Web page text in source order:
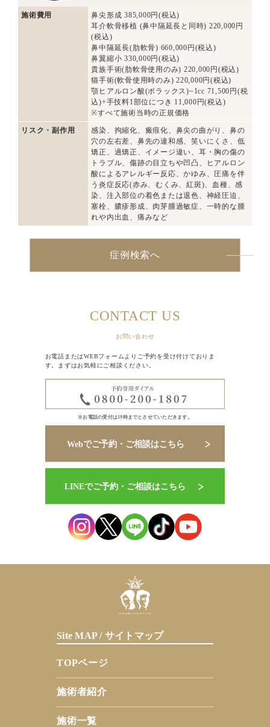
施術費用
鼻尖形成 385,000円(税込)
耳介軟骨移植 (鼻中隔延長と同時) 220,000円
(税込)
鼻中隔延長(肋軟骨) 660,000円(税込)
鼻翼縮小 330,000円(税込)
貴族手術(肋軟骨使用のみ) 220,000円(税込)
猫手術(軟骨使用時のみ) 220,000円(税込)
顎ヒアルロン酸(ボラックス)~1cc 71,500円(税
込)+手技料1部位につき 11,000円(税込)
※すべて施術当時の正規価格
リスク・副作用
感染、拘縮化、瘢痕化、鼻尖の曲がり、鼻の
穴の左右差、鼻先の違和感、笑いにくさ、低
矯正、過矯正、イメージ違い、耳・胸の傷の
トラブル、傷跡の目立ちや凹凸、ヒアルロン
酸によるアレルギー反応、かゆみ、圧痛を伴
う炎症反応(赤み、むくみ、紅斑)、血種、感
染、注入部位の着色または退色、神経圧迫、
塞栓、膿疹形成、肉芽腫過敏症、一時的な腫
れや内出血、痛みなど
症例検索へ
CONTACT US
お問い合わせ
お電話またはWEBフォームよりご予約を受け付けておりま
す。まずはお気軽にご相談ください。
※お電話の受付は19時までとさせていただきます。
Site MAP / サイトマップ
TOPページ
施術者紹介
施術一覧